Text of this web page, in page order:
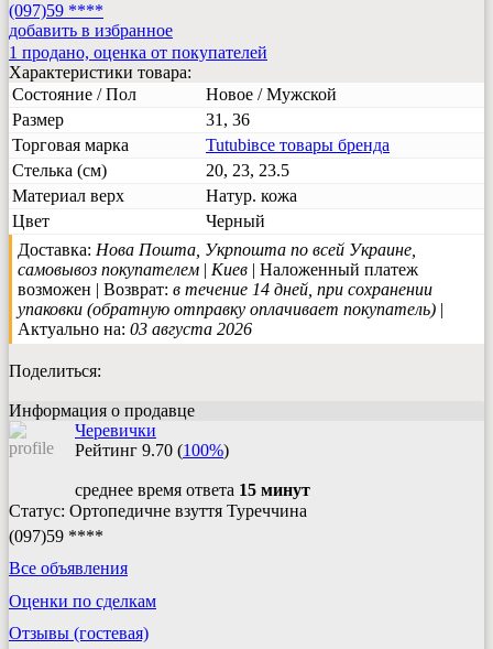
(097)59 ****
добавить в избранное
1 продано, оценка от покупателей
Характеристики товара:
Состояние / Пол
Новое / Мужской
Размер
31, 36
Торговая марка
Tutubiвсе товары бренда
Стелька (см)
20, 23, 23.5
Материал верх
Натур. кожа
Цвет
Черный
Доставка: Нова Пошта, Укрпошта по всей Украине,
самовывоз покупателем| Киев| Наложенный платеж
возможен | Возврат: в течение 14 дней, при сохранении
упаковки (обратную отправку оплачивает покупатель)|
Актуально на: 03 августа 2026
Поделиться:
Информация о продавце
Черевички
Рейтинг 9.70 (100%)
среднее время ответа 15 минут
Статус: Ортопедичне взуття Туреччина
(097)59 ****
Все объявления
Оценки по сделкам
Отзывы (гостевая)